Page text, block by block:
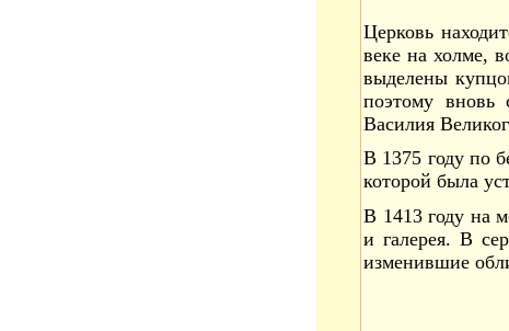
Церковь
веке на холме,
выделены
поэтому вновь
Василия
В 1375 году по
которой была
В 1413 году на
и галерея. В
изменившие